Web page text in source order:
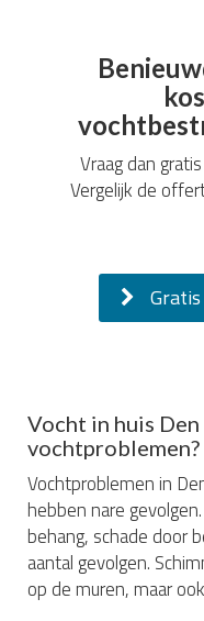
Vraag dan
Vergelijk de
Vocht in huis
vochtproblemen?
Vochtproblemen in
hebben nare
behang, schade door
aantal gevolgen.
op de muren, maar